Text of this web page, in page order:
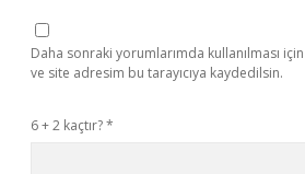
Daha sonraki yorumlarımda kullanılması
ve site adresim bu tarayıcıya kaydedilsin.
6 + 2 kaçtır?*